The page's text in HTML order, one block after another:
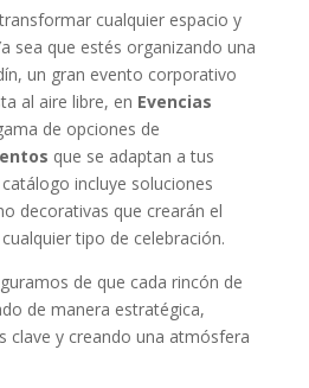
cualquier espacio y
sea que estés organizando una
un gran evento corporativo
al aire libre, en Evencias
de opciones de
que se adaptan a tus
incluye soluciones
decorativas que crearán el
tipo de celebración.
de que cada rincón de
de manera estratégica,
clave y creando una atmósfera